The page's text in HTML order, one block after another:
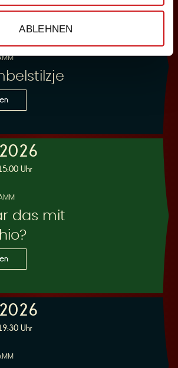
ABLEHNEN
Uhr
Uhr
das mit
Uhr